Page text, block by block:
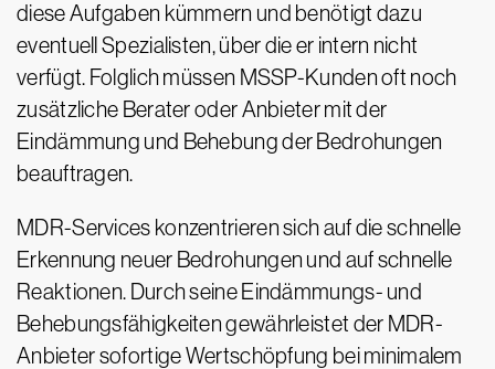
diese Aufgaben kümmern und benötigt dazu
eventuell Spezialisten, über die er intern nicht
verfügt. Folglich müssen MSSP-Kunden oft noch
zusätzliche Berater oder Anbieter mit der
Eindämmung und Behebung der Bedrohungen
beauftragen.
MDR-Services konzentrieren sich auf die schnelle
Erkennung neuer Bedrohungen und auf schnelle
Reaktionen. Durch seine Eindämmungs- und
Behebungsfähigkeiten gewährleistet der MDR-
Anbieter sofortige Wertschöpfung bei minimalem